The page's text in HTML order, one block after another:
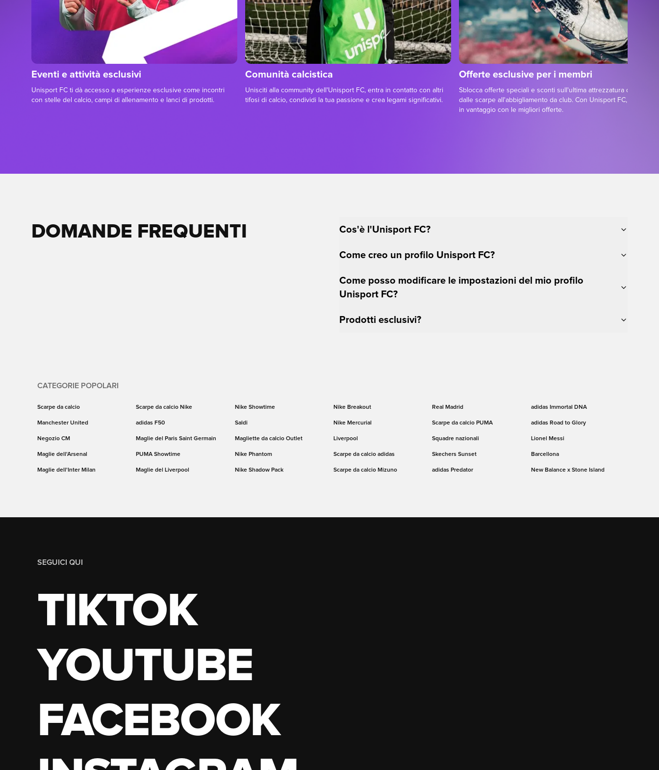
Eventi e attività esclusivi
Unisport FC ti dà accesso a esperienze esclusive come incontri
con stelle del calcio, campi di allenamento e lanci di prodotti.
Comunità calcistica
Unisciti alla community dell'Unisport FC, entra in contatto con altri
tifosi di calcio, condividi la tua passione e crea legami significativi.
Offerte esclusive per i membri
Sblocca offerte speciali e sconti sull'ultima attrezzatura da calcio,
dalle scarpe all'abbigliamento da club. Con Unisport FC, sei
in vantaggio con le migliori offerte.
DOMANDE FREQUENTI Cos'è l'Unisport FC?
Come creo un profilo Unisport FC?
Come posso modificare le impostazioni del mio profilo
Unisport FC?
Prodotti esclusivi?
CATEGORIE POPOLARI
Scarpe da calcio Scarpe da calcio Nike Nike Showtime Nike Breakout Real Madrid adidas Immortal DNA
Manchester United adidas F50 Saldi Nike Mercurial Scarpe da calcio PUMA adidas Road to Glory
Negozio CM Maglie del Paris Saint Germain Magliette da calcio Outlet Liverpool Squadre nazionali Lionel Messi
Maglie dell'Arsenal PUMA Showtime Nike Phantom Scarpe da calcio adidas Skechers Sunset Barcellona
Maglie dell'Inter Milan Maglie del Liverpool Nike Shadow Pack Scarpe da calcio Mizuno adidas Predator New Balance x Stone Island
SEGUICI QUI
TIKTOK
YOUTUBE
FACEBOOK